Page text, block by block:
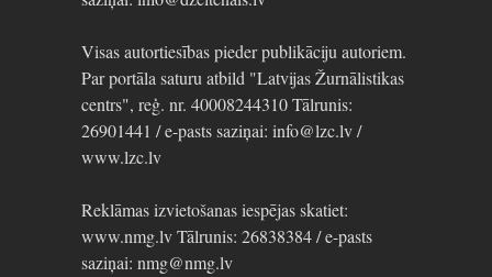
Visas autortiesības pieder publikāciju autoriem.
Par portāla saturu atbild "Latvijas Žurnālistikas
centrs", reģ. nr. 40008244310 Tālrunis:
26901441 / e-pasts saziņai: info@lzc.lv /
www.lzc.lv
Reklāmas izvietošanas iespējas skatiet:
www.nmg.lv Tālrunis: 26838384 / e-pasts
saziņai: nmg@nmg.lv